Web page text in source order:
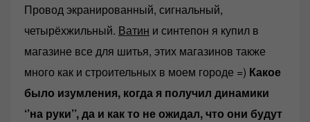
Провод экранированный, сигнальный,
четырёхжильный. Ватин и синтепон я купил в
магазине все для шитья, этих магазинов также
много как и строительных в моем городе =) Какое
было изумления, когда я получил динамики
‘’на руки’’, да и как то не ожидал, что они будут